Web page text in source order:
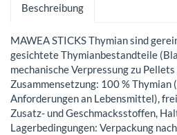
Beschreibung
MAWEA STICKS Thymian sind
gesichtete Thymianbestandteile
mechanische Verpressung zu
Zusammensetzung: 100 %
Anforderungen an Lebensmittel),
Zusatz- und Geschmacksstoffen,
Lagerbedingungen: Verpackung